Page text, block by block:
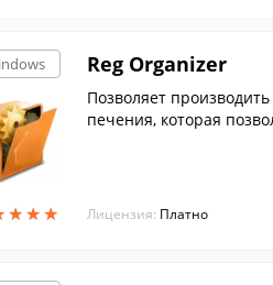
★★★
★★★
Reg Organizer
Позволяет
печения, которая
Лицензия: Платно